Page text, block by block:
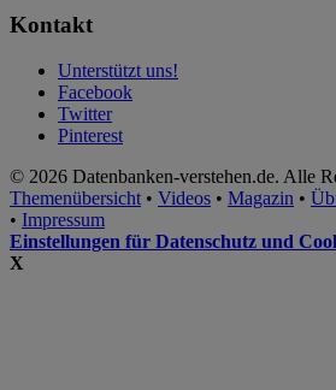
Kontakt
Unterstützt uns!
Facebook
Twitter
Pinterest
© 2026 Datenbanken-verstehen.de. Alle
Themenübersicht• Videos • Magazin •
• Impressum
Einstellungen für Datenschutz und
X